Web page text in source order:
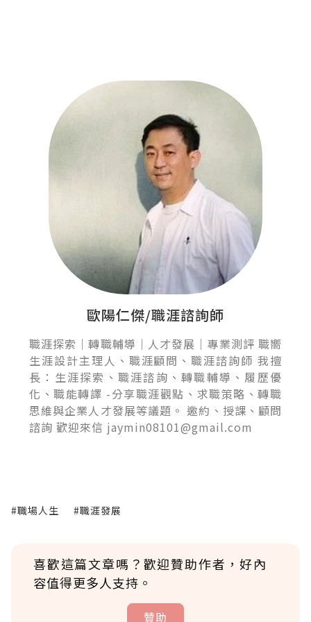
歐陽仁傑/職涯諮詢師
職涯探索｜轉職輔導｜人才發展｜專業測評 職嚮
生涯設計主理人、職涯顧問、職涯諮詢師 我擅
長：生涯探索、職涯諮詢、轉職輔導、履歷優
化、職能轉譯 -分享職涯觀點、求職策略、轉職
思維與企業人才發展等議題。 邀約、授課、顧問
諮詢 歡迎來信 jaymin08101@gmail.com
#職場人生 #職涯發展
喜歡這篇文章嗎？歡迎贊助作者，好內
容值得更多人支持。
贊助